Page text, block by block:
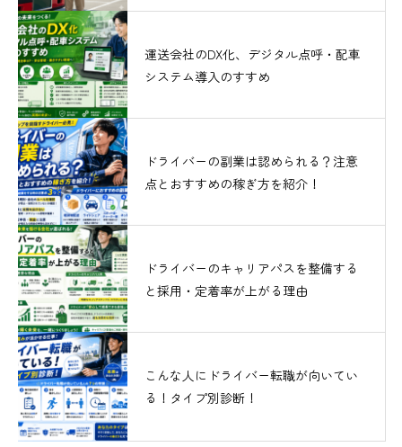
運送会社のDX化、デジタル点呼・配車
システム導入のすすめ
ドライバーの副業は認められる？注意
点とおすすめの稼ぎ方を紹介！
ドライバーのキャリアパスを整備する
と採用・定着率が上がる理由
こんな人にドライバー転職が向いてい
る！タイプ別診断！